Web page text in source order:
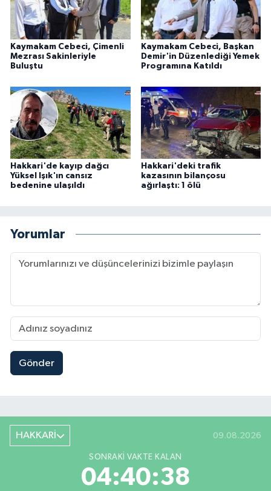
Kaymakam Cebeci, Çimenli
Mezrası Sakinleriyle
Buluştu
Kaymakam Cebeci, Başkan
Demir'in Düzenlediği Yemek
Programına Katıldı
Hakkari'de kayıp dağcı
Yüksel Işık'ın cansız
bedenine ulaşıldı
Hakkari'deki trafik
kazasının bilançosu
ağırlaştı: 1 ölü
Yorumlar
Gönder
HAKKARİ 09.08.2026
SONRAKI VAKTE KALAN
04:40:37